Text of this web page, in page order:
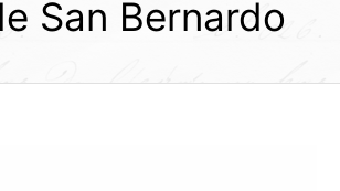
San Bernardo